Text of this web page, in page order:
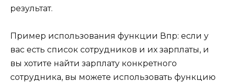
результат.
Пример использования функции Впр: если у
вас есть список сотрудников и их зарплаты, и
вы хотите найти зарплату конкретного
сотрудника, вы можете использовать функцию